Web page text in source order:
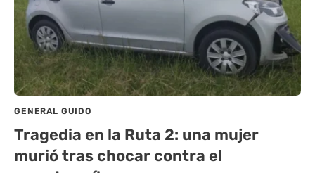
GENERAL GUIDO
Tragedia en la Ruta 2: una mujer
murió tras chocar contra el